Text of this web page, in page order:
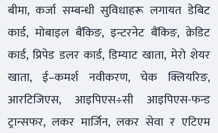
बीमा, कर्जा सम्बन्धी सुविधाहरू लगायत डेबिट
कार्ड, मोबाइल बैंकिङ, इन्टरनेट बैंकिङ, क्रेडिट
कार्ड, प्रिपेड डलर कार्ड, डिम्याट खाता, मेरो शेयर
खाता, ई–कमर्श नवीकरण, चेक क्लियरिङ,
आरटिजिएस, आइपिएस÷सी आइपिएस-फन्ड
ट्रान्सफर, लकर मार्जिन, लकर सेवा र एटिएम